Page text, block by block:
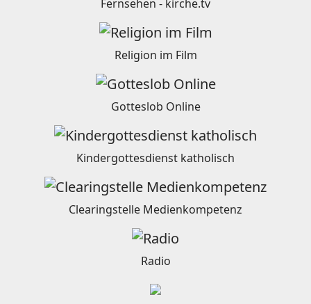
Fernsehen - kirche.tv
Religion im Film
Gotteslob Online
Kindergottesdienst katholisch
Clearingstelle Medienkompetenz
Radio